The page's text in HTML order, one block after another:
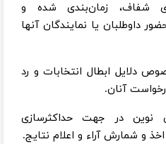
شفاف، زمان‌بندی شده و
داوطلبان یا نمایندگان آنها
دلایل ابطال انتخابات و رد
آنان.
نوین در جهت حداکثرسازی
و شمارش آراء و اعلام نتایج.